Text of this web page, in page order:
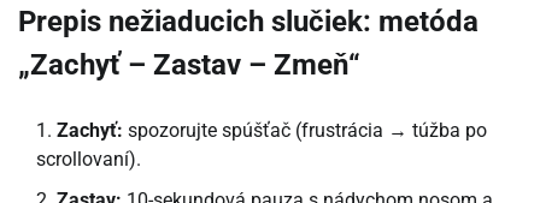
Prepis nežiaducich slučiek: metóda
„Zachyť – Zastav – Zmeň“
Zachyť: spozorujte spúšťač (frustrácia → túžba po
scrollovaní).